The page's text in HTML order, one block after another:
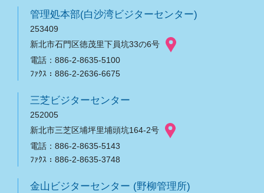
管理処本部(白沙湾ビジターセンター)
253409
新北市石門区徳茂里下員坑33の6号
電話：886-2-8635-5100
ﾌｧｸｽ：886-2-2636-6675
三芝ビジターセンター
252005
新北市三芝区埔坪里埔頭坑164-2号
電話：886-2-8635-5143
ﾌｧｸｽ：886-2-8635-3748
金山ビジターセンター (野柳管理所)